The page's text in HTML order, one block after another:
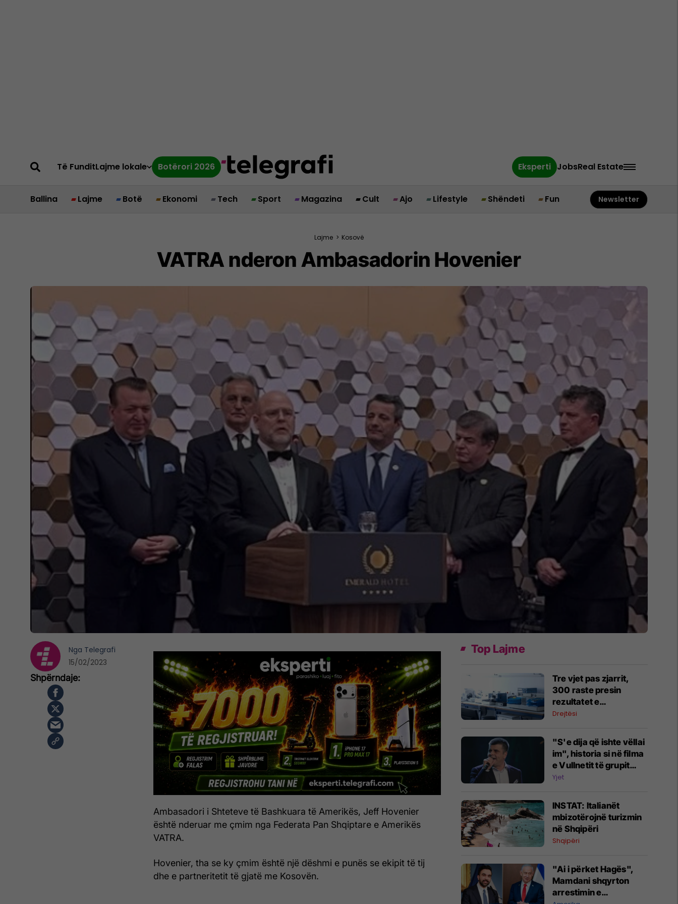
Të FunditLajme lokale Botërori 2026 Eksperti JobsReal Estate
Ballina Lajme Botë Ekonomi Tech Sport Magazina Cult Ajo Lifestyle Shëndeti Fun Newsletter
Lajme > Kosovë
VATRA nderon Ambasadorin Hovenier
Ambasadori i Shteteve të Bashkuara të Amerikës, Jeff Hovenier
është nderuar me çmim nga Federata Pan Shqiptare e Amerikës
VATRA.
Hovenier, tha se ky çmim është një dëshmi e punës se ekipit të tij
dhe e partneritetit të gjatë me Kosovën.
Nga Telegrafi
15/02/2023
Top Lajme
Tre vjet pas zjarrit,
300 raste presin
rezultatet e
toksikologjisë në IML
Drejtësi
"S'e dija që ishte vëllai
im", historia si në filma
e Vullnetit të grupit
Marigona - si e mësoi
vitesh që ishin familje
Yjet
INSTAT: Italianët
mbizotërojnë turizmin
në Shqipëri
Shqipëri
"Ai i përket Hagës",
Mamdani shqyrton
arrestimin e